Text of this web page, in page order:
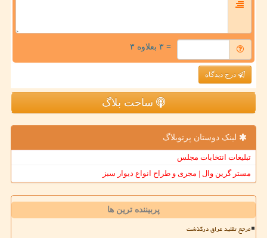
= ۳ بعلاوه ۳
درج دیدگاه
ساخت بلاگ
لینک دوستان پرتوبلاگ
تبلیغات انتخابات مجلس
مستر گرین وال | مجری و طراح انواع دیوار سبز
پربیننده ترین ها
مرجع تقلید عراق درگذشت